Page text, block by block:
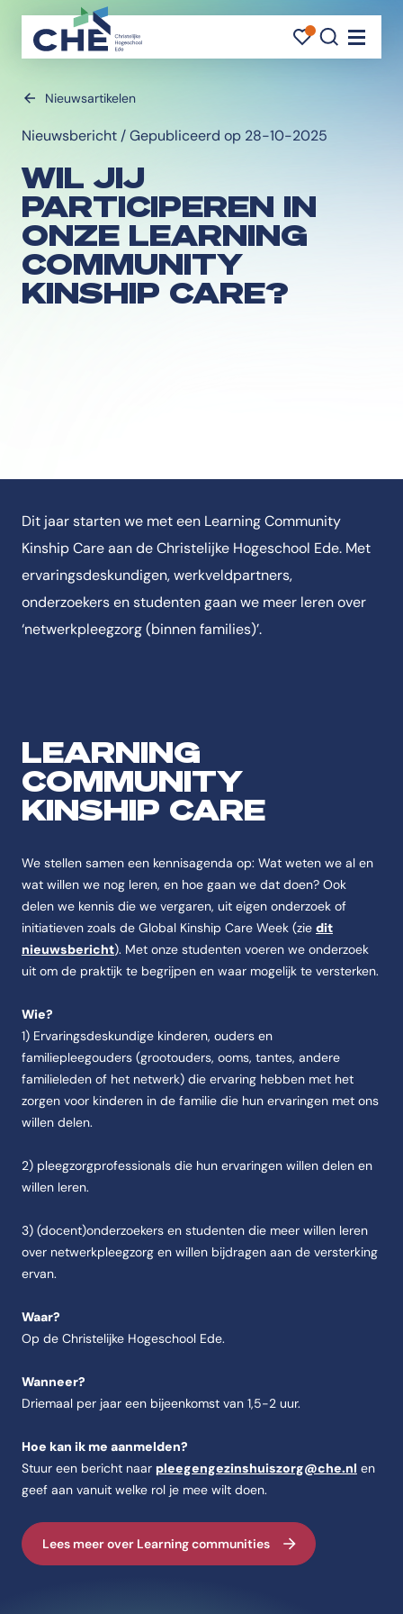
Nieuwsartikelen
Nieuwsbericht / Gepubliceerd op 28-10-2025
WIL JIJ
PARTICIPEREN IN
ONZE LEARNING
COMMUNITY
KINSHIP CARE?
Dit jaar starten we met een Learning Community
Kinship Care aan de Christelijke Hogeschool Ede. Met
ervaringsdeskundigen, werkveldpartners,
onderzoekers en studenten gaan we meer leren over
‘netwerkpleegzorg (binnen families)’.
LEARNING
COMMUNITY
KINSHIP CARE
We stellen samen een kennisagenda op: Wat weten we al en
wat willen we nog leren, en hoe gaan we dat doen? Ook
delen we kennis die we vergaren, uit eigen onderzoek of
initiatieven zoals de Global Kinship Care Week (zie dit
nieuwsbericht). Met onze studenten voeren we onderzoek
uit om de praktijk te begrijpen en waar mogelijk te versterken.
Wie?
1) Ervaringsdeskundige kinderen, ouders en
familiepleegouders (grootouders, ooms, tantes, andere
familieleden of het netwerk) die ervaring hebben met het
zorgen voor kinderen in de familie die hun ervaringen met ons
willen delen.
2) pleegzorgprofessionals die hun ervaringen willen delen en
willen leren.
3) (docent)onderzoekers en studenten die meer willen leren
over netwerkpleegzorg en willen bijdragen aan de versterking
ervan.
Waar?
Op de Christelijke Hogeschool Ede.
Wanneer?
Driemaal per jaar een bijeenkomst van 1,5-2 uur.
Hoe kan ik me aanmelden?
Stuur een bericht naar pleegengezinshuiszorg@che.nl en
geef aan vanuit welke rol je mee wilt doen.
Lees meer over Learning communities